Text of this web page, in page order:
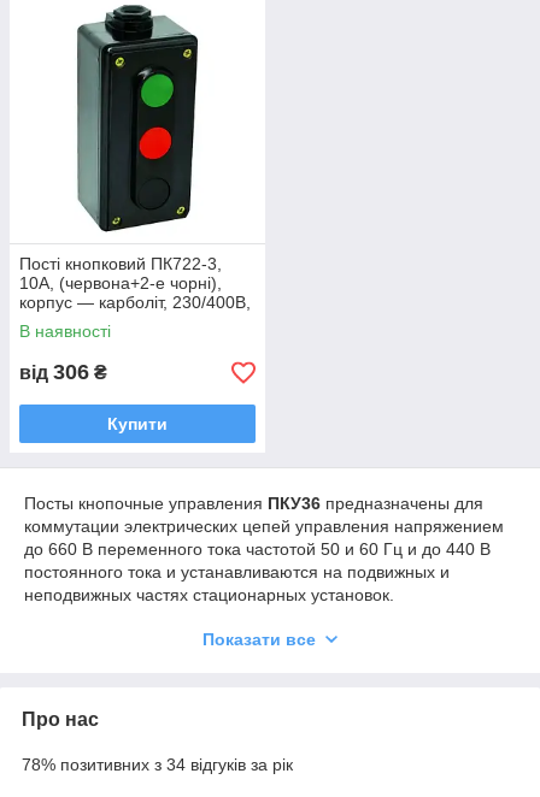
Пості кнопковий ПК722-3,
10A, (червона+2-е чорні),
корпус — карболіт, 230/400B,
IP54
В наявності
від 306 ₴
Купити
Посты кнопочные управления ПКУ36 предназначены для
коммутации электрических цепей управления напряжением
до 660 В переменного тока частотой 50 и 60 Гц и до 440 В
постоянного тока и устанавливаются на подвижных и
неподвижных частях стационарных установок.
21 - номинальный ток: 21 - 10 А;
Х - комбинация контактов одного (каждого) встраиваемого
Показати все
Про нас
78% позитивних з 34 відгуків за рік